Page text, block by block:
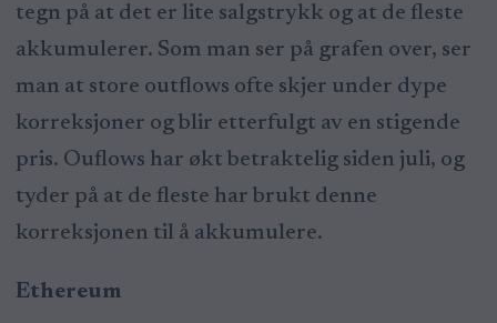
tegn på at det er lite salgstrykk og at de fleste
akkumulerer. Som man ser på grafen over, ser
man at store outflows ofte skjer under dype
korreksjoner og blir etterfulgt av en stigende
pris. Ouflows har økt betraktelig siden juli, og
tyder på at de fleste har brukt denne
korreksjonen til å akkumulere.
Ethereum